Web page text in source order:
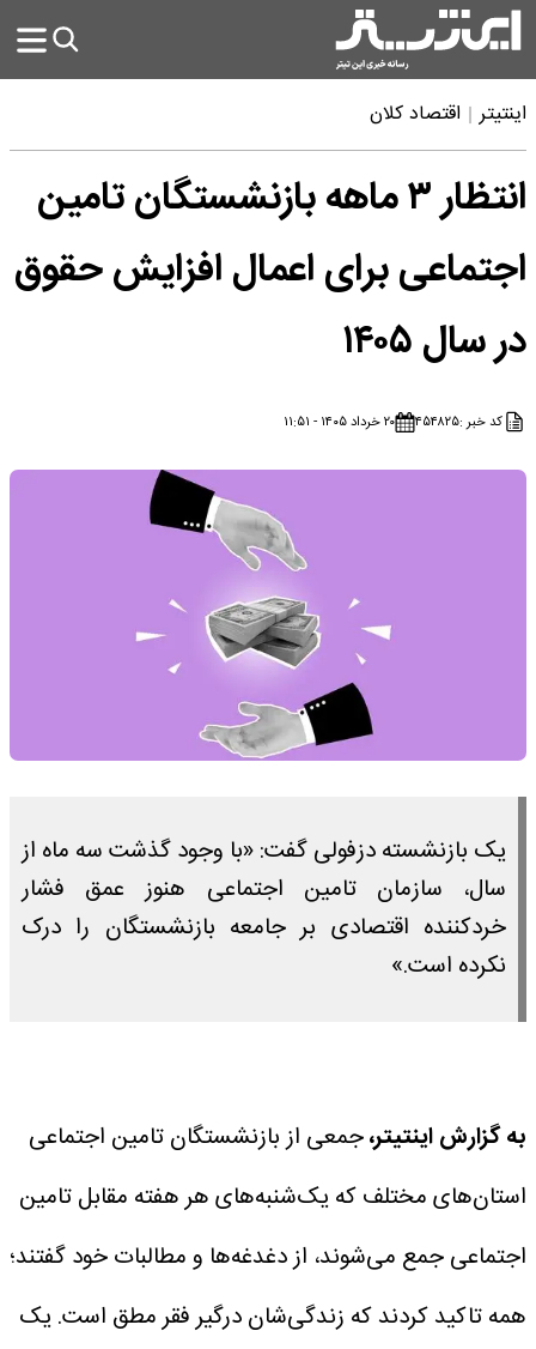
اینتیتر اقتصاد کلان
انتظار ۳ ماهه بازنشستگان تامین
اجتماعی برای اعمال افزایش حقوق
در سال ۱۴۰۵
کد خبر :۴۵۴۸۲۵ ۲۰ خرداد ۱۴۰۵ - ۱۱:۵۱
یک بازنشسته دزفولی گفت: «با وجود گذشت سه ماه از
سال، سازمان تامین اجتماعی هنوز عمق فشار
خردکننده اقتصادی بر جامعه بازنشستگان را درک
نکرده است.»
به گزارش اینتیتر،جمعی از بازنشستگان تامین اجتماعی
استان‌های مختلف که یک‌شنبه‌های هر هفته مقابل تامین
اجتماعی جمع می‌شوند، از دغدغه‌ها و مطالبات خود گفتند؛
همه تاکید کردند که زندگی‌شان درگیر فقر مطق است.یک